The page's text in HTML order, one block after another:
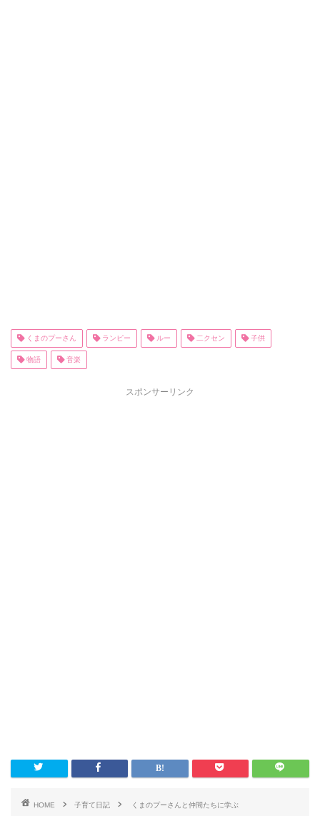
くまのプーさん ランピー ルー 二クセン 子供
物語 音楽
スポンサーリンク
HOME 子育て日記 くまのプーさんと仲間たちに学ぶ